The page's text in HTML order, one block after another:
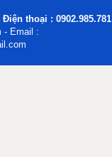
Điện thoại : 0902.985.781
- Email :